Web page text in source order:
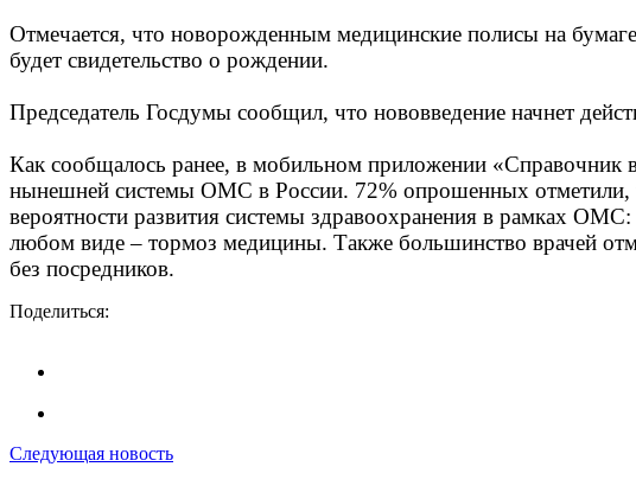
Отмечается, что новорожденным медицинские полисы на
будет свидетельство о рождении.
Председатель Госдумы сообщил, что нововведение начнет
Как сообщалось ранее, в мобильном приложении «Справочник
нынешней системы ОМС в России. 72% опрошенных отметили,
вероятности развития системы здравоохранения в рамках
любом виде – тормоз медицины. Также большинство врачей
без посредников.
Поделиться:
Следующая новость